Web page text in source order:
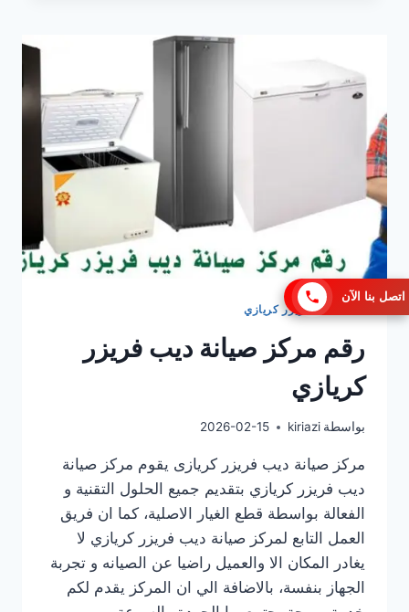
صيانة ديب فريزر كريازي
رقم مركز صيانة ديب فريزر
كريازي
بواسطة kiriazi
2026-02-15
مركز صيانة ديب فريزر كريازى يقوم مركز صيانة
ديب فريزر كريازي بتقديم جميع الحلول التقنية و
الفعالة بواسطة قطع الغيار الاصلية، كما ان فريق
العمل التابع لمركز صيانة ديب فريزر كريازي لا
يغادر المكان الا والعميل راضيا عن الصيانه و تجربة
الجهاز بنفسة، بالاضافة الي ان المركز يقدم لكم
اتصل بنا الآن